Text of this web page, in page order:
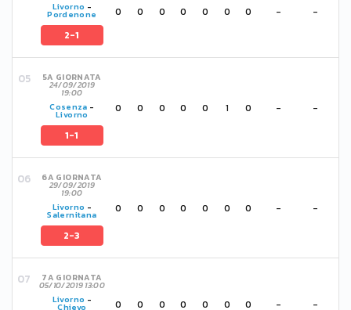
Livorno -
Pordenone
2-1
0 0 0 0 0 0 0 - -
5A GIORNATA
24/09/2019
19:00
Cosenza -
Livorno
1-1
0 0 0 0 0 1 0 - -
6A GIORNATA
29/09/2019
19:00
Livorno -
Salernitana
2-3
0 0 0 0 0 0 0 - -
7A GIORNATA
05/10/2019 13:00
Livorno -
Chievo 0 0 0 0 0 0 0 - -